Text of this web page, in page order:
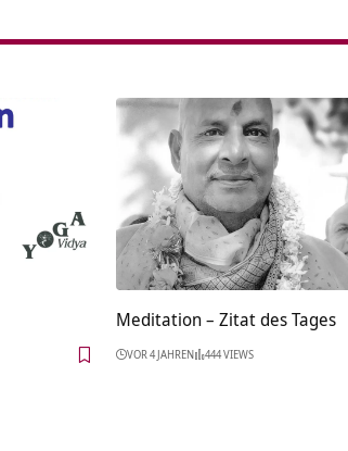
Meditation – Zitat des Tages
VOR 4 JAHREN 444 VIEWS